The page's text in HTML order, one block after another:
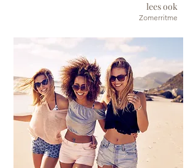
lees ook
Zomerritme